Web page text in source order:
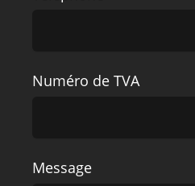
Numéro de TVA
Message